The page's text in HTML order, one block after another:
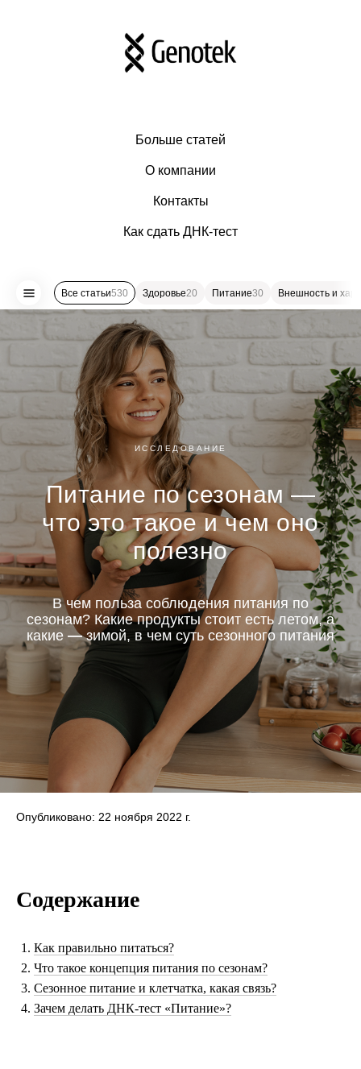
Больше статей
О компании
Контакты
Как сдать ДНК-тест
Все статьи530 Здоровье20 Питание30 Внешность и
ИССЛЕДОВАНИЕ
Питание по сезонам —
что это такое и чем оно
полезно
В чем польза соблюдения питания по
сезонам? Какие продукты стоит есть летом, а
какие —зимой, в чем суть сезонного питания
Опубликовано: 22 ноября 2022 г.
Содержание
Как правильно питаться?
Что такое концепция питания по сезонам?
Сезонное питание и клетчатка, какая связь?
Зачем делать ДНК-тест «Питание»?